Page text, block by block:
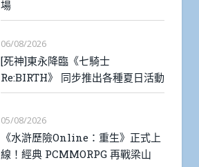
場
06/08/2026
[死神]東永降臨《七騎士
Re:BIRTH》 同步推出各種夏日活動
05/08/2026
《水滸歷險Online：重生》正式上
線！經典 PCMMORPG 再戰梁山